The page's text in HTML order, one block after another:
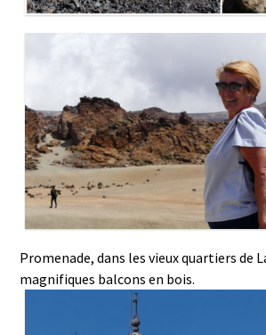
Promenade, dans les vieux quartiers de
magnifiques balcons en bois.